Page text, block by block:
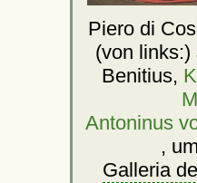
Piero di
(von links:)
Benitius,
Antoninus
,
Galleria